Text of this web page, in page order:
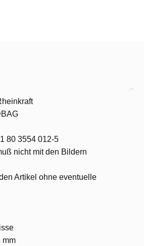
80 3554 012-5
nicht mit den Bildern
Artikel ohne eventuelle
mm